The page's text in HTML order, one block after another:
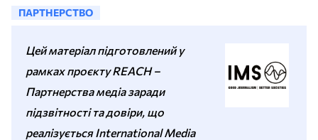
ПАРТНЕРСТВО
Цей матеріал підготовлений у
рамках проєкту REACH –
Партнерства медіа заради
підзвітності та довіри, що
реалізується International Media